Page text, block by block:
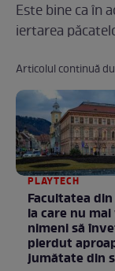
Este bine ca în
iertarea
Articolul continuă
PLAYTECH
Facultatea
la care nu
nimeni să
pierdut
jumătate din